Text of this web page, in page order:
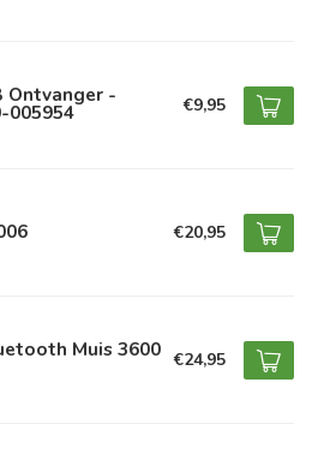
Ontvanger -
005954 €9,95
€20,95
Muis 3600 €24,95